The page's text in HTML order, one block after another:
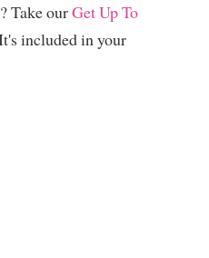
Take ourGet Up To
included in your